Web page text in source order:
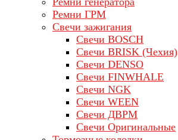
Ремни ГРМ
Свечи зажигания
Свечи BOSCH
Свечи BRISK (Чехия)
Свечи DENSO
Свечи FINWHALE
Свечи NGK
Свечи WEEN
Свечи ДВРМ
Свечи Оригинальные